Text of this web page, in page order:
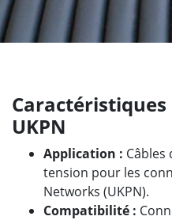
Caractéristiques
UKPN
Application : Câbles
tension pour les
Networks (UKPN).
Compatibilité :